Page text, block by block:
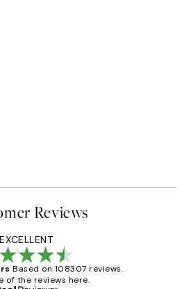
Reviews
EXCELLENT
Based on 108307 reviews.
of the reviews here.